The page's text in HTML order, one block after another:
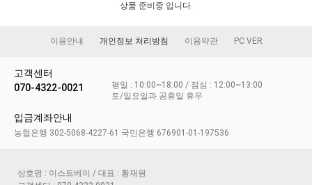
상품 준비중 입니다.
이용안내 개인정보 처리방침 이용약관 PC VER
고객센터
070-4322-0021
평일 : 10:00~18:00 / 점심 : 12:00~13:00
토/일요일과 공휴일 휴무
입금계좌안내
농협은행 302-5068-4227-61 국민은행 676901-01-197536
상호명 : 이스트베이 / 대표 : 황재원